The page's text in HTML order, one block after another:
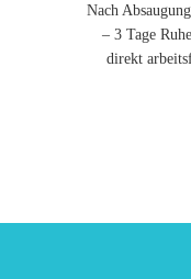
Nach
– 3 Tage
direkt